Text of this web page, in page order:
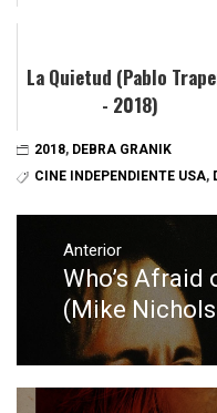
La Quietud (Pablo
- 2018)
2018, DEBRA GRANIK
CINE INDEPENDIENTE USA,
Navegación
entradas
Anterior
Entrada
anterior:
Who’s
(Mike